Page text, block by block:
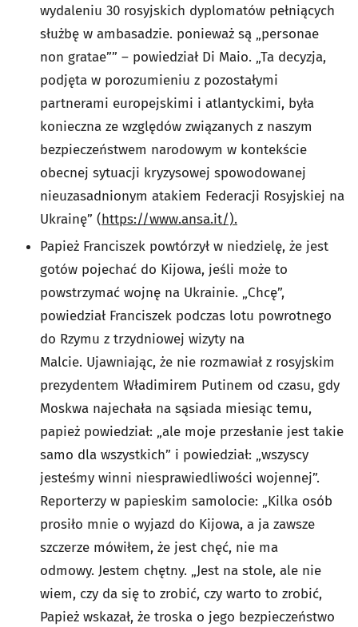
wydaleniu 30 rosyjskich dyplomatów pełniących
służbę w ambasadzie. ponieważ są „personae
non gratae”” – powiedział Di Maio. „Ta decyzja,
podjęta w porozumieniu z pozostałymi
partnerami europejskimi i atlantyckimi, była
konieczna ze względów związanych z naszym
bezpieczeństwem narodowym w kontekście
obecnej sytuacji kryzysowej spowodowanej
nieuzasadnionym atakiem Federacji Rosyjskiej na
Ukrainę” (https://www.ansa.it/).
Papież Franciszek powtórzył w niedzielę, że jest
gotów pojechać do Kijowa, jeśli może to
powstrzymać wojnę na Ukrainie. „Chcę”,
powiedział Franciszek podczas lotu powrotnego
do Rzymu z trzydniowej wizyty na
Malcie. Ujawniając, że nie rozmawiał z rosyjskim
prezydentem Władimirem Putinem od czasu, gdy
Moskwa najechała na sąsiada miesiąc temu,
papież powiedział: „ale moje przesłanie jest takie
samo dla wszystkich” i powiedział: „wszyscy
jesteśmy winni niesprawiedliwości wojennej”.
Reporterzy w papieskim samolocie: „Kilka osób
prosiło mnie o wyjazd do Kijowa, a ja zawsze
szczerze mówiłem, że jest chęć, nie ma
odmowy. Jestem chętny. „Jest na stole, ale nie
wiem, czy da się to zrobić, czy warto to zrobić,
Papież wskazał, że troska o jego bezpieczeństwo